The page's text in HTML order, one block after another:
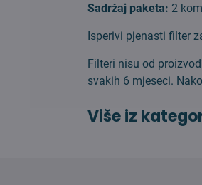
Sadržaj paketa: 2 kom
Isperivi pjenasti filter
Filteri nisu od
svakih 6 mjeseci.
Više iz